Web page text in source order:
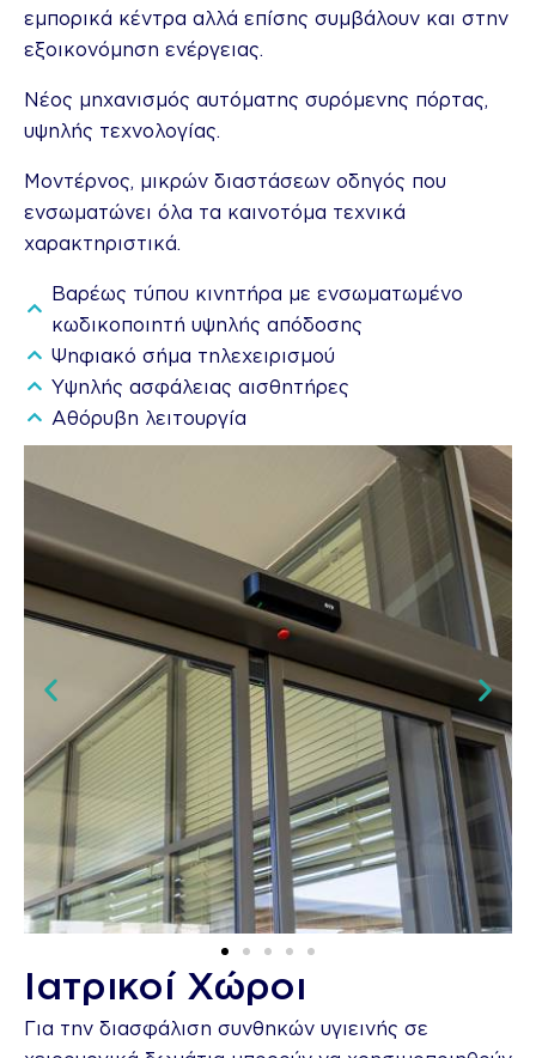
εμπορικά κέντρα αλλά επίσης συμβάλουν και στην
εξοικονόμηση ενέργειας.
Νέος μηχανισμός αυτόματης συρόμενης πόρτας,
υψηλής τεχνολογίας.
Μοντέρνος, μικρών διαστάσεων οδηγός που
ενσωματώνει όλα τα καινοτόμα τεχνικά
χαρακτηριστικά.
Βαρέως τύπου κινητήρα με ενσωματωμένο
κωδικοποιητή υψηλής απόδοσης
Ψηφιακό σήμα τηλεχειρισμού
Υψηλής ασφάλειας αισθητήρες
Αθόρυβη λειτουργία
Ιατρικοί Χώροι
Για την διασφάλιση συνθηκών υγιεινής σε